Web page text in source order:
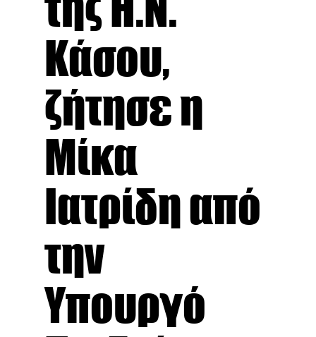
Κάσου,
ζήτησε η
Μίκα
Ιατρίδη από
την
Υπουργό